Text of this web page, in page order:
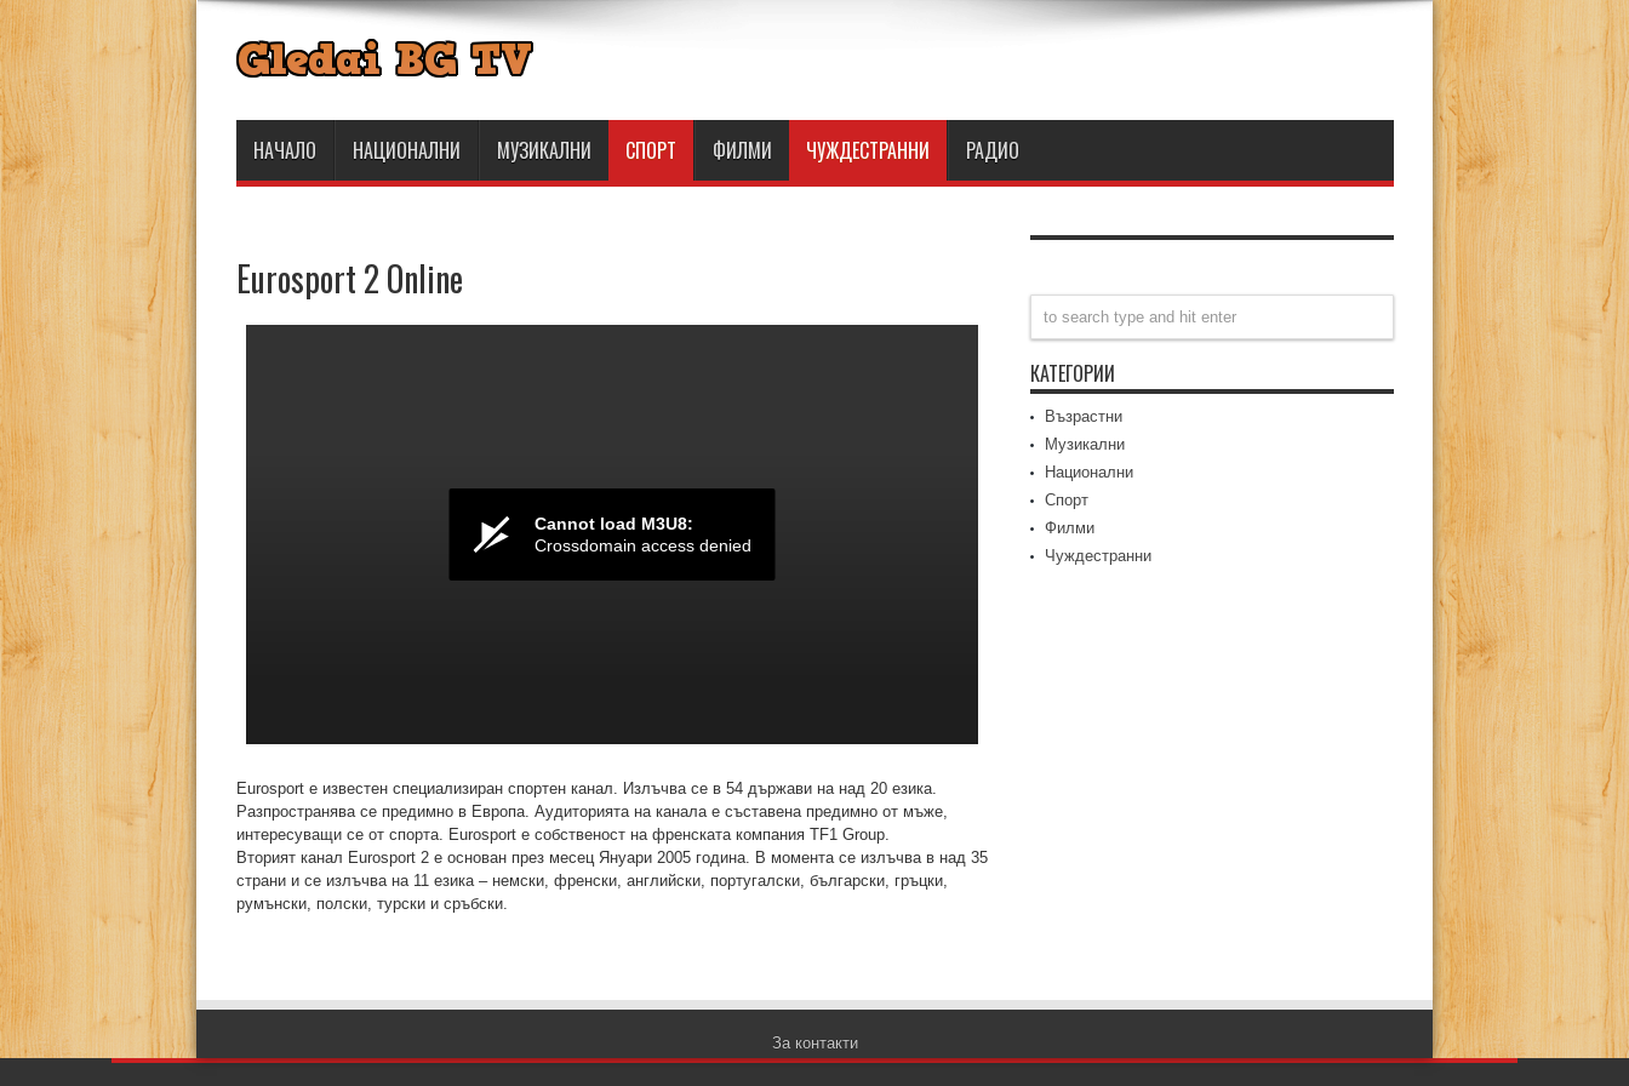
НАЧАЛО НАЦИОНАЛНИ МУЗИКАЛНИ СПОРТ ФИЛМИ ЧУЖДЕСТРАННИ РАДИО
Eurosport 2 Online
Eurosport е известен специализиран спортен канал. Излъчва се в 54 държави на над 20 езика.
Разпространява се предимно в Европа. Аудиторията на канала е съставена предимно от мъже,
интересуващи се от спорта. Еurosport е собственост на френската компания TF1 Group.
Вторият канал Eurosport 2 е основан през месец Януари 2005 година. В момента се излъчва в над 35
страни и се излъчва на 11 езика – немски, френски, английски, португалски, български, гръцки,
румънски, полски, турски и сръбски.
КАТЕГОРИИ
Възрастни
Музикални
Национални
Спорт
Филми
Чуждестранни
За контакти